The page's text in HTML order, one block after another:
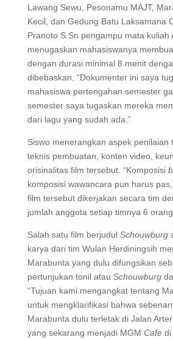
Lawang Sewu, Pesonamu MAJT,
Kecil, dan Gedung Batu Laksamana
Pranoto S.Sn pengampu mata kuliah
menugaskan mahasiswanya
dengan durasi minimal 8 menit
dibebaskan. “Dokumenter ini saya
mahasiswa pertengahan semester
semester saya tugaskan mereka
dari lagu yang sudah ada.”
Siswo menerangkan aspek penilaian
teknis pembuatan, konten video,
orisinalitas film tersebut. “Komposisi
komposisi wawancara pun harus
film tersebut dikerjakan secara tim
jumlah anggota setiap timnya 6 orang.
Salah satu film berjudul Schouwburg
karya dari tim Wulan Herdiningsih
Marabunta yang dulu difungsikan
pertunjukan tonil atau Schouwburg
“Tujuan kami mengangkat tentang
untuk mengklarifikasi bahwa
Marabunta dulu terletak di Jalan
yang sekarang menjadi MGM Cafe di